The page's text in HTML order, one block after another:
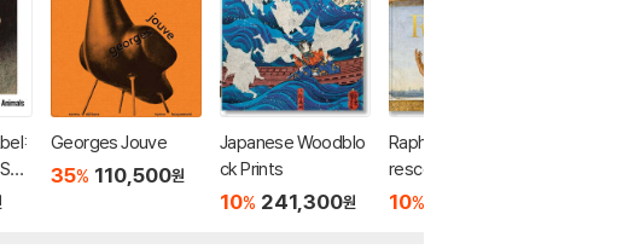
to
Georges Jouve
35% 110,500원
Japanese Woodblo
ck Prints
10% 241,300원
Raphael. Paintings, F
rescoes, Tapestrie
s. 45th Ed.
10%